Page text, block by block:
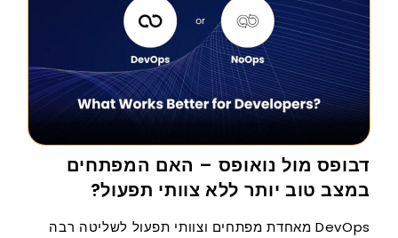
דבופס מול נואופס – האם המפתחים
במצב טוב יותר ללא צוותי תפעול?
DevOps מאחדת מפתחים וצוותי תפעול לשליטה רבה